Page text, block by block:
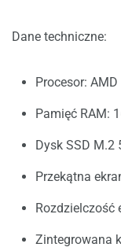
Dane techniczne:
Procesor:
Pamięć RAM:
Dysk SSD M.2
Przekątna
Rozdzielczość
Zintegrowana